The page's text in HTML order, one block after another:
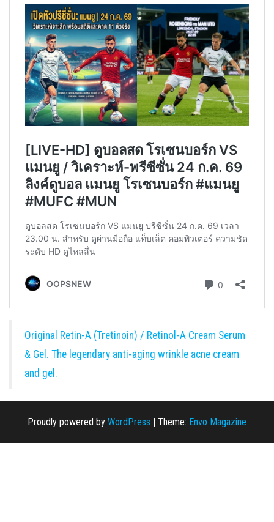
Original Retin-A (Tretinoin) / Retinol-A Cream Serum
& Gel. The legendary anti-aging wrinkle acne cream
and gel.
Proudly powered by WordPress | Theme: Envo Magazine